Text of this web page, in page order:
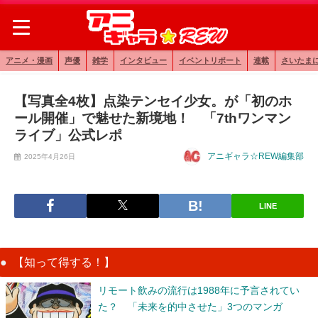
アニメ・漫画 声優 雑学 インタビュー イベントリポート 連載 さいたま
【写真全4枚】点染テンセイ少女。が「初のホ
ール開催」で魅せた新境地！ 「7thワンマン
ライブ」公式レポ
2025年4月26日 アニギャラ☆REW編集部
LINE
【知って得する！】
リモート飲みの流行は1988年に予言されてい
た？ 「未来を的中させた」3つのマンガ